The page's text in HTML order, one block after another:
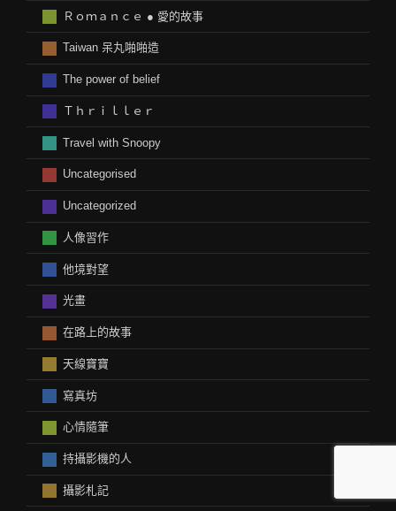
Ｒｏｍａｎｃｅ ● 愛的故事
Taiwan 呆丸啪啪造
The power of belief
Ｔｈｒｉｌｌｅｒ
Travel with Snoopy
Uncategorised
Uncategorized
人像習作
他境對望
光畫
在路上的故事
天線寶寶
寫真坊
心情隨筆
持攝影機的人
攝影札記